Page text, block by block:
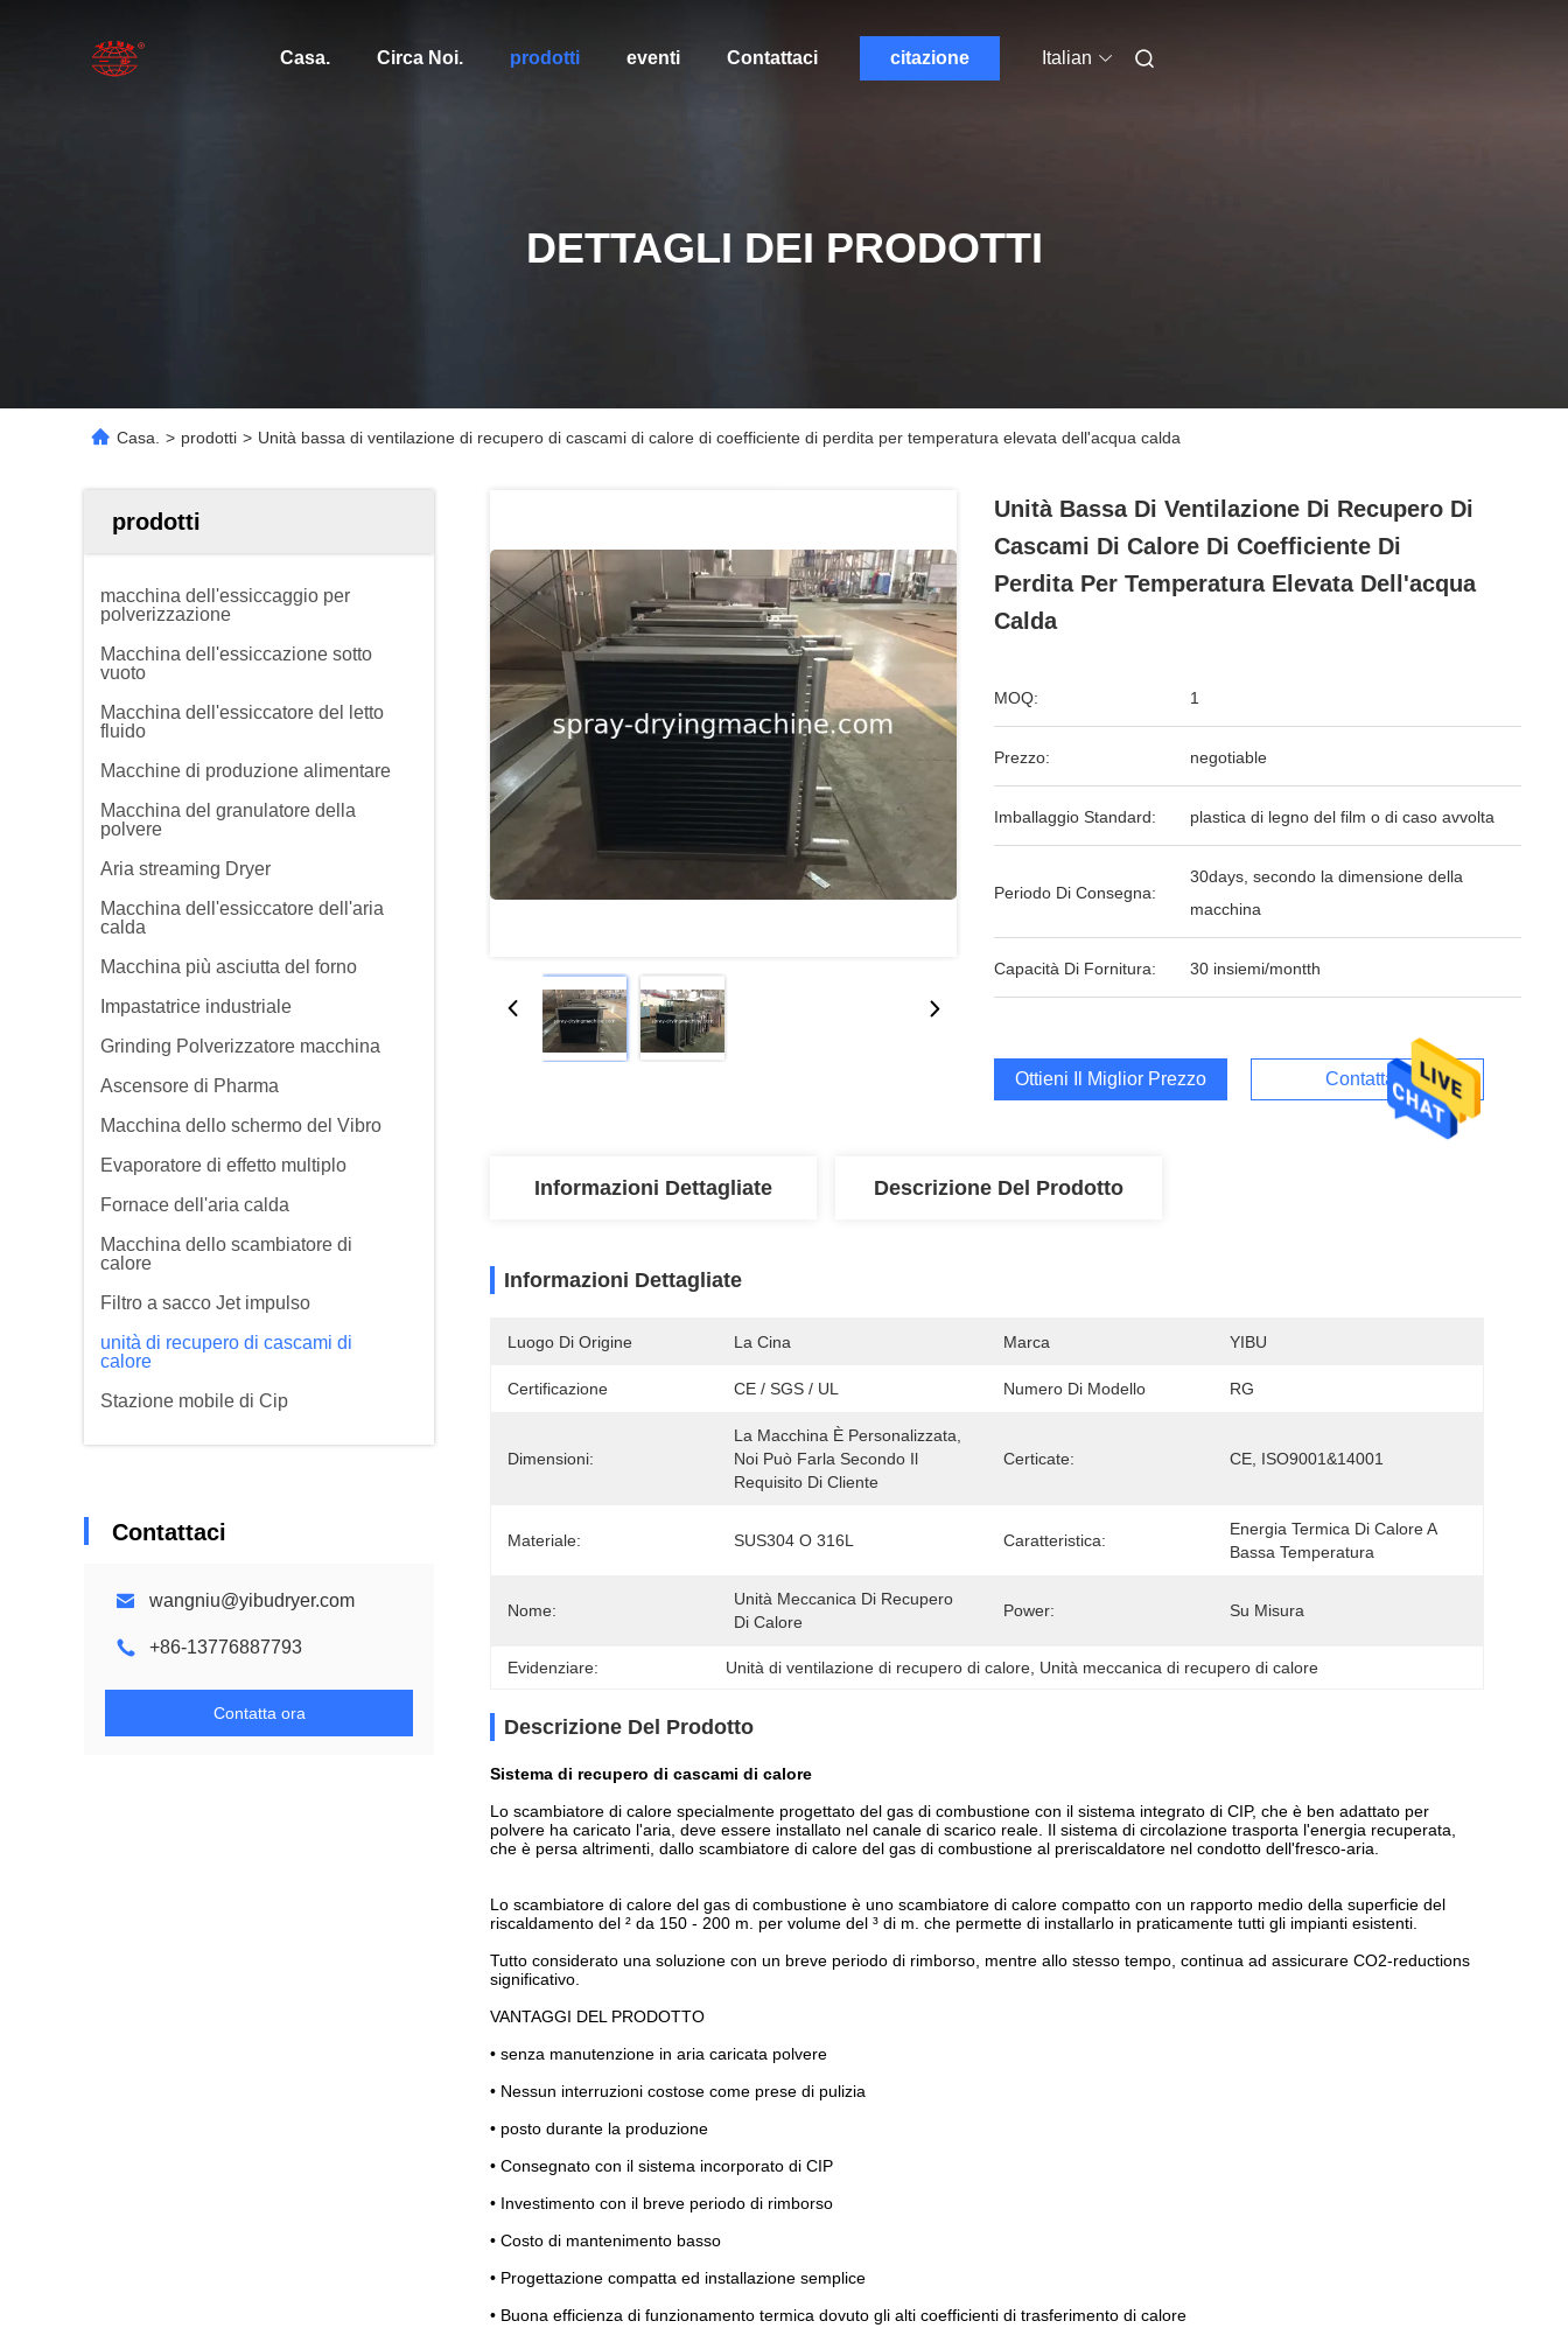
Casa. Circa Noi. prodotti eventi Contattaci citazione Italian
DETTAGLI DEI PRODOTTI
Casa. > prodotti > Unità bassa di ventilazione di recupero di cascami di calore di coefficiente di perdita per temperatura elevata dell'acqua calda
prodotti
macchina dell'essiccaggio per
polverizzazione
Macchina dell'essiccazione sotto
vuoto
Macchina dell'essiccatore del letto
fluido
Macchine di produzione alimentare
Macchina del granulatore della
polvere
Aria streaming Dryer
Macchina dell'essiccatore dell'aria
calda
Macchina più asciutta del forno
Impastatrice industriale
Grinding Polverizzatore macchina
Ascensore di Pharma
Macchina dello schermo del Vibro
Evaporatore di effetto multiplo
Fornace dell'aria calda
Macchina dello scambiatore di
calore
Filtro a sacco Jet impulso
unità di recupero di cascami di
calore
Stazione mobile di Cip
Contattaci
wangniu@yibudryer.com
+86-13776887793
Contatta ora
Unità Bassa Di Ventilazione Di Recupero Di
Cascami Di Calore Di Coefficiente Di
Perdita Per Temperatura Elevata Dell'acqua
Calda
MOQ: 1
Prezzo: negotiable
Imballaggio Standard: plastica di legno del film o di caso avvolta
Periodo Di Consegna:
30days, secondo la dimensione della
macchina
Capacità Di Fornitura: 30 insiemi/montth
Ottieni Il Miglior Prezzo Contattaci
Informazioni Dettagliate Descrizione Del Prodotto
Informazioni Dettagliate
Luogo Di Origine La Cina Marca YIBU
Certificazione CE / SGS / UL Numero Di Modello RG
Dimensioni:
La Macchina È Personalizzata,
Noi Può Farla Secondo Il
Requisito Di Cliente
Certicate: CE, ISO9001&14001
Materiale: SUS304 O 316L Caratteristica:
Energia Termica Di Calore A
Bassa Temperatura
Nome:
Unità Meccanica Di Recupero
Di Calore
Power: Su Misura
Evidenziare: Unità di ventilazione di recupero di calore Unità meccanica di recupero di calore
Descrizione Del Prodotto
Sistema di recupero di cascami di calore
Lo scambiatore di calore specialmente progettato del gas di combustione con il sistema integrato di CIP, che è ben adattato per
polvere ha caricato l'aria, deve essere installato nel canale di scarico reale. Il sistema di circolazione trasporta l'energia recuperata,
che è persa altrimenti, dallo scambiatore di calore del gas di combustione al preriscaldatore nel condotto dell'fresco-aria.
Lo scambiatore di calore del gas di combustione è uno scambiatore di calore compatto con un rapporto medio della superficie del
riscaldamento del ² da 150 - 200 m. per volume del ³ di m. che permette di installarlo in praticamente tutti gli impianti esistenti.
Tutto considerato una soluzione con un breve periodo di rimborso, mentre allo stesso tempo, continua ad assicurare CO2-reductions
significativo.
VANTAGGI DEL PRODOTTO
• senza manutenzione in aria caricata polvere
• Nessun interruzioni costose come prese di pulizia
• posto durante la produzione
• Consegnato con il sistema incorporato di CIP
• Investimento con il breve periodo di rimborso
• Costo di mantenimento basso
• Progettazione compatta ed installazione semplice
• Buona efficienza di funzionamento termica dovuto gli alti coefficienti di trasferimento di calore